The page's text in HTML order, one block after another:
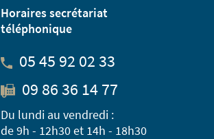
Horaires secrétariat
téléphonique
05 45 92 02 33
09 86 36 14 77
Du lundi au vendredi :
de 9h - 12h30 et 14h - 18h30